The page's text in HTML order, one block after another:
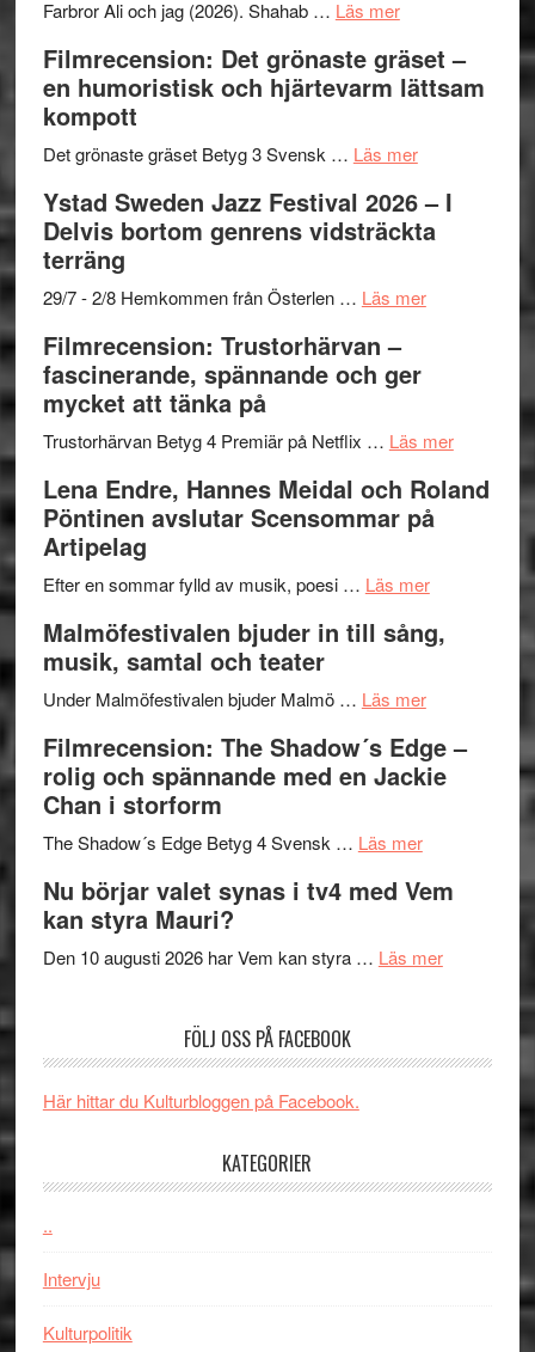
Want
Believe
–
Frankenshtey
med
Fox
och
Scully
presenterar
nya
titlar
årets
Farbror Ali och jag (2026). Shahab … Läs merom
Shahab
Mehrabi
Filmstadens
stipendium
Filmrecension: Det grönaste gräset –
en humoristisk och hjärtevarm lättsam
kompott
Det grönaste gräset Betyg 3 Svensk … Läs merom
Det
grönaste
–
och
lättsam
Ystad Sweden Jazz Festival 2026 – I
Delvis bortom genrens vidsträckta
terräng
29/7 - 2/8 Hemkommen från Österlen … Läs merom
2026
I
Delvis
genrens
terräng
Filmrecension: Trustorhärvan –
fascinerande, spännande och ger
mycket att tänka på
Trustorhärvan Betyg 4 Premiär på Netflix … Läs merom
på
Lena Endre, Hannes Meidal och Roland
Pöntinen avslutar Scensommar på
Artipelag
Efter en sommar fylld av musik, poesi … Läs merom
Endre,
Roland
Pöntinen
Artipelag
Malmöfestivalen bjuder in till sång,
musik, samtal och teater
Under Malmöfestivalen bjuder Malmö … Läs merom
bjuder
in
samtal
teater
Filmrecension: The Shadow´s Edge –
rolig och spännande med en Jackie
Chan i storform
The Shadow´s Edge Betyg 4 Svensk … Läs merom
The
´s
och
Jackie
Nu börjar valet synas i tv4 med Vem
kan styra Mauri?
Den 10 augusti 2026 har Vem kan styra … Läs merom
synas
Vem
FÖLJ OSS PÅ FACEBOOK
Här hittar du Kulturbloggen på Facebook.
KATEGORIER
..
Intervju
Kulturpolitik